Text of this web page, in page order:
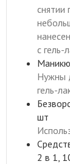
снятии
с гель-
Нужны
гель-
шт
2 в 1,